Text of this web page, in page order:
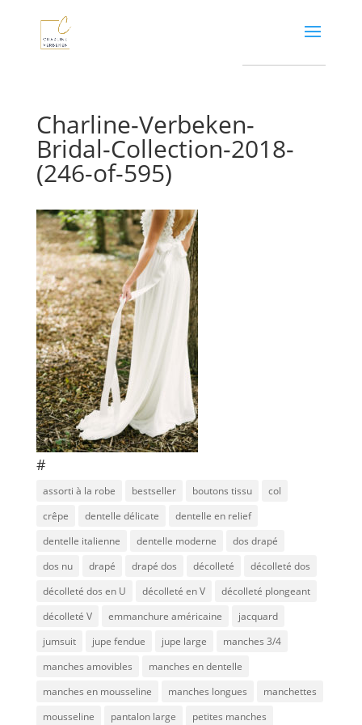
Charline-Verbeken-
Bridal-Collection-2018-
(246-of-595)
#
assorti à la robe bestseller boutons tissu
col
crêpe
dentelle délicate
dentelle en relief
dentelle italienne
dentelle moderne
dos drapé
dos nu
drapé drapé dos décolleté
décolleté dos
décolleté dos en U
décolleté en V
décolleté plongeant
décolleté V
emmanchure américaine
jacquard
jumsuit
jupe fendue jupe large
manches 3/4
manches amovibles
manches en dentelle
manches en mousseline
manches longues
manchettes
mousseline
pantalon large petites manches